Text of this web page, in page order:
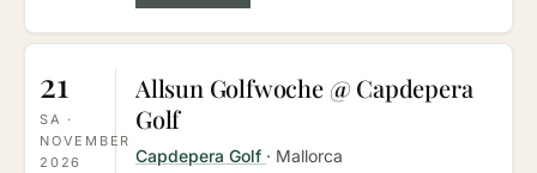
21
SA ·
NOVEMBER
2026
Allsun Golfwoche @ Capdepera
Golf
Capdepera Golf · Mallorca